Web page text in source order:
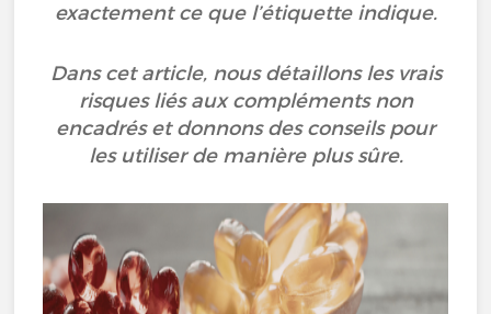
exactement ce que l’étiquette indique.
Dans cet article, nous détaillons les vrais
risques liés aux compléments non
encadrés et donnons des conseils pour
les utiliser de manière plus sûre.